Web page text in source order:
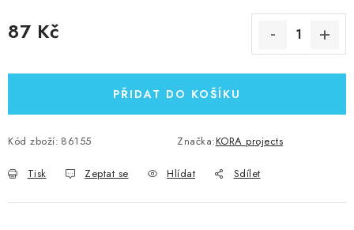
87 Kč
PŘIDAT DO KOŠÍKU
Kód zboží: 86155 Značka:KORA projects
Tisk Zeptat se Hlídat Sdílet